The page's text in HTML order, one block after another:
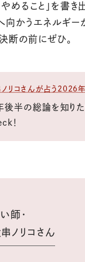
やめること」を書き
向かうエネルギー
断の前にぜひ。
ノリコさんが占う2026
後半の総論を知り
！
師・
ノリコさん